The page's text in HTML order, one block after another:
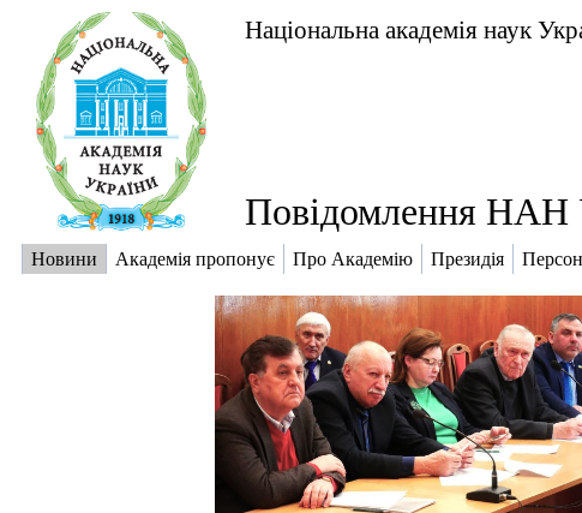
Національна академія наук
Повідомлення НАН
Новини Академія пропонує Про Академію Президія